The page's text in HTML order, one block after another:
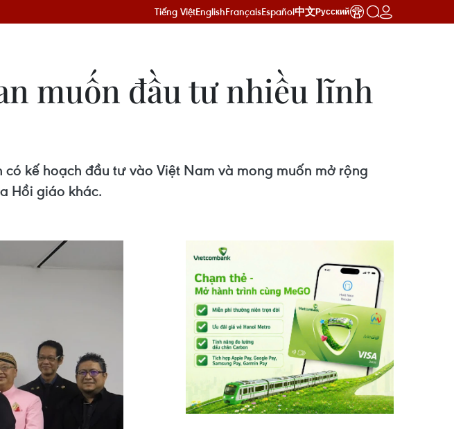
Tiếng ViệtEnglishFrançaisEspañol中文Русский
muốn đầu tư nhiều lĩnh
kế hoạch đầu tư vào Việt Nam và mong muốn mở rộng
Hồi giáo khác.